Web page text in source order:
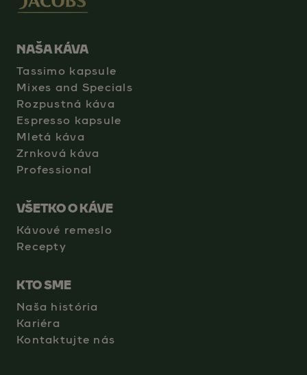
NAŠA KÁVA
Tassimo kapsule
Mixes and Specials
Rozpustná káva
Espresso kapsule
Mletá káva
Zrnková káva
Professional
VŠETKO O KÁVE
Kávové remeslo
Recepty
KTO SME
Naša história
Kariéra
Kontaktujte nás